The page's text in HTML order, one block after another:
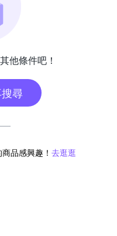
他條件吧！
尋
品感興趣！ 去逛逛